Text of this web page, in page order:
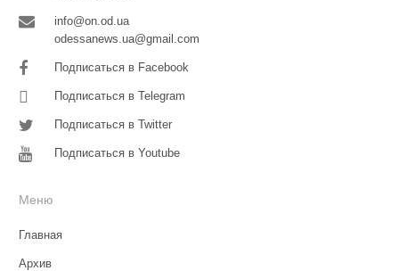
info@on.od.ua
odessanews.ua@gmail.com
Подписаться в Facebook
Подписаться в Telegram
Подписаться в Twitter
Подписаться в Youtube
Меню
Главная
Архив